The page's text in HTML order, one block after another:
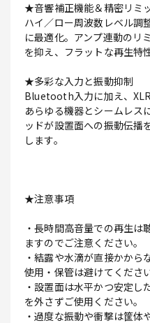
★音響補正機能＆精密リミ
ハイ／ロー周波数レベル調
に最適化。アンプ連動のリ
を抑え、フラットな再生特
★多彩な入力と振動抑制
Bluetooth入力に加え、
あらゆる機器とシームレス
ッドが設置面への振動伝播
します。
★注意事項
・長時間高音量での再生は
ますのでご注意ください。
・結露や水滴が直接かから
使用・保管は避けてください
・設置面は水平かつ安定し
を外さずご使用ください。
・過度な振動や衝撃は筐体